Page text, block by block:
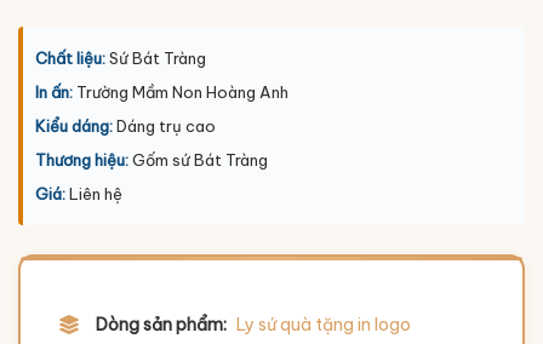
Chất liệu:Sứ Bát Tràng
In ấn: Trường Mầm Non Hoàng Anh
Kiểu dáng:Dáng trụ cao
Thương hiệu:Gốm sứ Bát Tràng
Giá:Liên hệ
Dòng sản phẩm: Ly sứ quà tặng in logo